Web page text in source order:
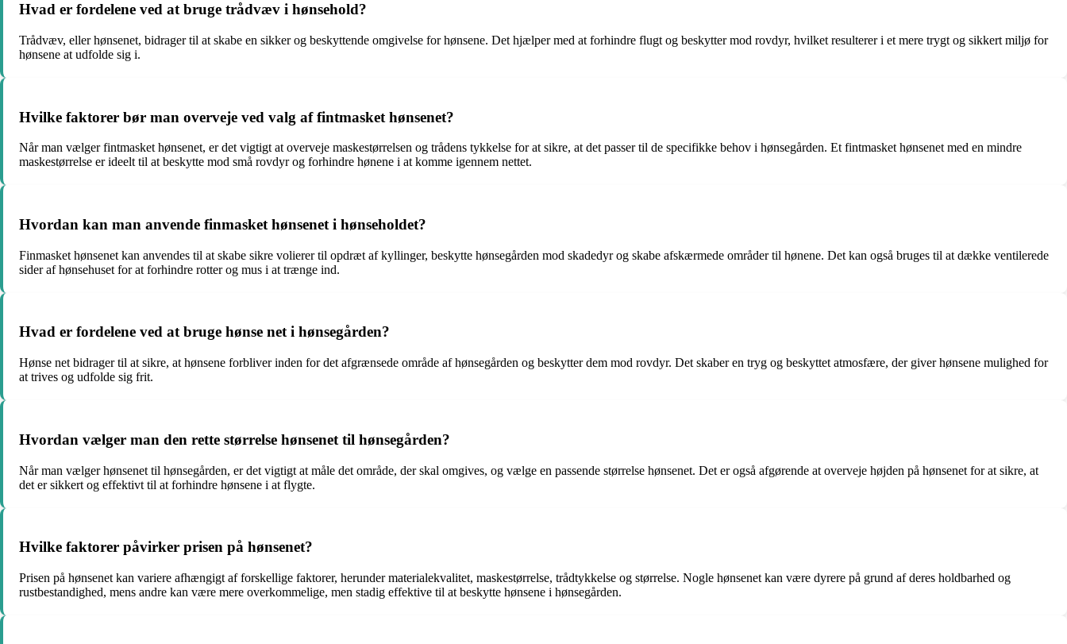
Hvad er fordelene ved at bruge trådvæv i hønsehold?
Trådvæv, eller hønsenet, bidrager til at skabe en sikker og beskyttende omgivelse for hønsene. Det hjælper med at forhindre flugt og beskytter mod rovdyr, hvilket resulterer i et mere trygt og sikkert miljø for
hønsene at udfolde sig i.
Hvilke faktorer bør man overveje ved valg af fintmasket hønsenet?
Når man vælger fintmasket hønsenet, er det vigtigt at overveje maskestørrelsen og trådens tykkelse for at sikre, at det passer til de specifikke behov i hønsegården. Et fintmasket hønsenet med en mindre
maskestørrelse er ideelt til at beskytte mod små rovdyr og forhindre hønene i at komme igennem nettet.
Hvordan kan man anvende finmasket hønsenet i hønseholdet?
Finmasket hønsenet kan anvendes til at skabe sikre volierer til opdræt af kyllinger, beskytte hønsegården mod skadedyr og skabe afskærmede områder til hønene. Det kan også bruges til at dække ventilerede
sider af hønsehuset for at forhindre rotter og mus i at trænge ind.
Hvad er fordelene ved at bruge hønse net i hønsegården?
Hønse net bidrager til at sikre, at hønsene forbliver inden for det afgrænsede område af hønsegården og beskytter dem mod rovdyr. Det skaber en tryg og beskyttet atmosfære, der giver hønsene mulighed for
at trives og udfolde sig frit.
Hvordan vælger man den rette størrelse hønsenet til hønsegården?
Når man vælger hønsenet til hønsegården, er det vigtigt at måle det område, der skal omgives, og vælge en passende størrelse hønsenet. Det er også afgørende at overveje højden på hønsenet for at sikre, at
det er sikkert og effektivt til at forhindre hønsene i at flygte.
Hvilke faktorer påvirker prisen på hønsenet?
Prisen på hønsenet kan variere afhængigt af forskellige faktorer, herunder materialekvalitet, maskestørrelse, trådtykkelse og størrelse. Nogle hønsenet kan være dyrere på grund af deres holdbarhed og
rustbestandighed, mens andre kan være mere overkommelige, men stadig effektive til at beskytte hønsene i hønsegården.